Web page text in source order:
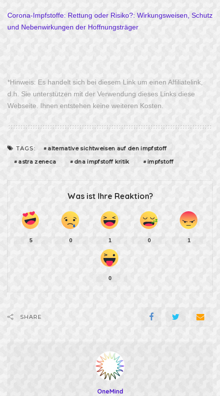
Corona-Impfstoffe: Rettung oder Risiko?: Wirkungsweisen, Schutz
und Nebenwirkungen der Hoffnungsträger
*Hinweis: Es handelt sich bei diesem Link um einen Affiliatelink,
d.h. Sie unterstützen mit der Verwendung dieses Links diese
Webseite. Ihnen entstehen keine weiteren Kosten.
TAGS:
alternative sichtweisen auf den impfstoff
astra zeneca
dna impfstoff kritik impfstoff
Was ist Ihre Reaktion?
5 0 1 0 1
0
SHARE
OneMind